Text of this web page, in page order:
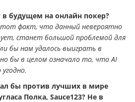
в будущем на онлайн покер?
тот факт, что данный невероятно
станет большой проблемой для
бы нам удалось выиграть в
бы в целом означало то, что AI
бы против лучших в мире
Полка, Sauce123? Не в